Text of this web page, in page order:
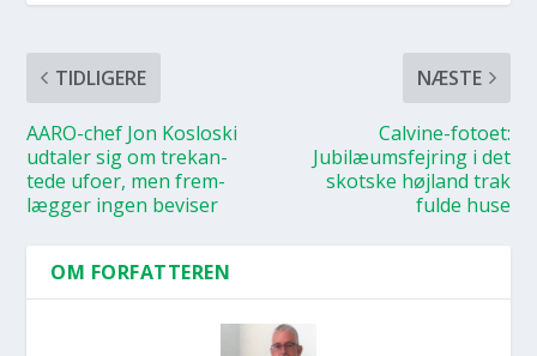
TIDLIGERE
AARO-chef Jon Koslo­ski
udta­ler sig om tre­kan­
te­de ufo­er, men frem­
læg­ger ingen bevi­ser
NÆSTE
Cal­vi­ne-foto­et:
Jubilæums­fejring i det
skot­ske højland trak
ful­de huse
OM FORFATTEREN